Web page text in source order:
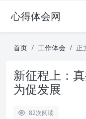
心得体会网
首页 工作体会 正
新征程上：
为促发展
82次阅读